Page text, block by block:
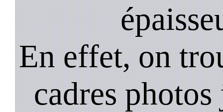
En effet, on
cadres